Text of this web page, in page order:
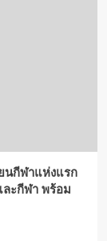
นกีฬาแห่งแรก
ะกีฬา พร้อม